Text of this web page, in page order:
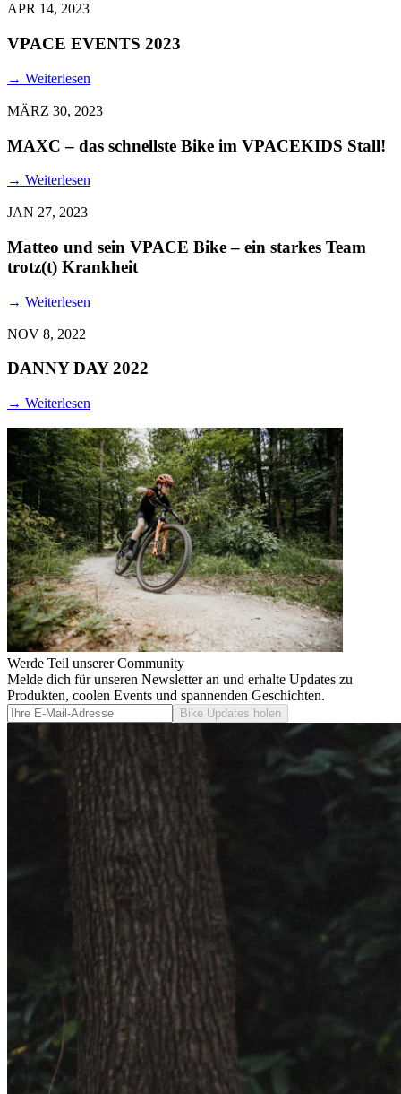
APR 14, 2023
VPACE EVENTS 2023
→ Weiterlesen
MÄRZ 30, 2023
MAXC – das schnellste Bike im VPACEKIDS Stall!
→ Weiterlesen
JAN 27, 2023
Matteo und sein VPACE Bike – ein starkes Team
trotz(t) Krankheit
→ Weiterlesen
NOV 8, 2022
DANNY DAY 2022
→ Weiterlesen
Werde Teil unserer Community
Melde dich für unseren Newsletter an und erhalte Updates zu
Produkten, coolen Events und spannenden Geschichten.
Bike Updates holen